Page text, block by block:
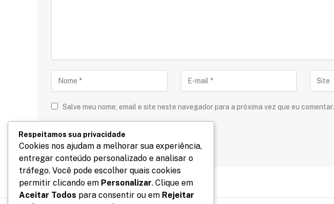
Salve meu nome, email e site neste navegador para a próxima vez que eu comentar.
Respeitamos sua privacidade
Cookies nos ajudam a melhorar sua experiência,
entregar conteúdo personalizado e analisar o
tráfego. Você pode escolher quais cookies
permitir clicando em Personalizar. Clique em
Aceitar Todos para consentir ou em Rejeitar